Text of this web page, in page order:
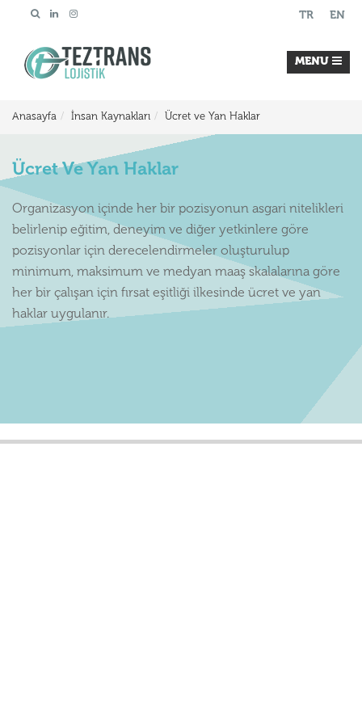
TR EN
MENU
Ücret ve Yan Haklar
İnsan Kaynakları
Anasayfa
Ücret Ve Yan Haklar
Organizasyon içinde her bir pozisyonun asgari nitelikleri
belirlenip eğitim, deneyim ve diğer yetkinlere göre
pozisyonlar için derecelendirmeler oluşturulup
minimum, maksimum ve medyan maaş skalalarına göre
her bir çalışan için fırsat eşitliği ilkesinde ücret ve yan
haklar uygulanır.